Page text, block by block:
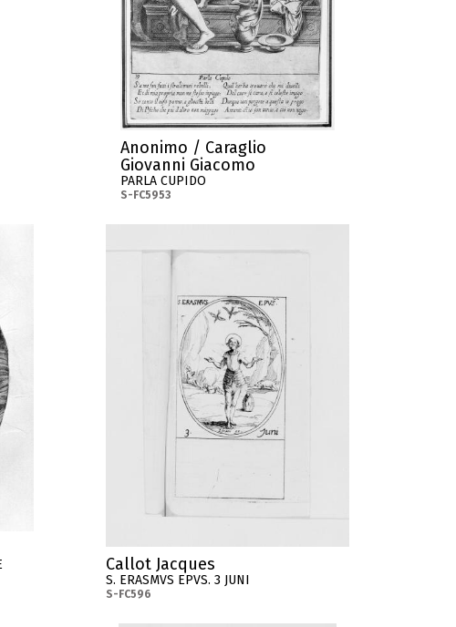
Anonimo / Caraglio
Giovanni Giacomo
PARLA CUPIDO
S-FC5953
Callot Jacques
S. ERASMVS EPVS. 3 JUNI
S-FC596